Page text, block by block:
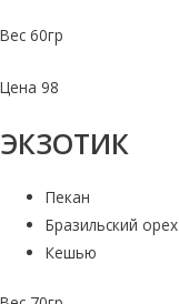
Вес 60гр
Цена 98
ЭКЗОТИК
Пекан
Бразильский орех
Кешью